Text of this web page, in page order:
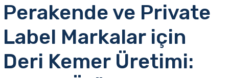
Perakende ve Private
Label Markalar için
Deri Kemer Üretimi: